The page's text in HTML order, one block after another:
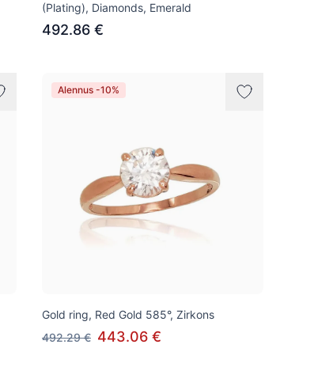
(Plating), Diamonds, Emerald
492.86 €
Alennus -10%
Gold ring, Red Gold 585°, Zirkons
492.29 € 443.06 €